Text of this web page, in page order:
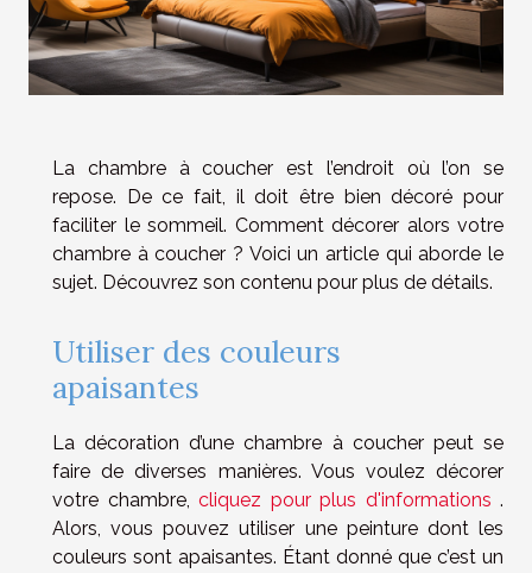
La chambre à coucher est l’endroit où l’on se
repose. De ce fait, il doit être bien décoré pour
faciliter le sommeil. Comment décorer alors votre
chambre à coucher ? Voici un article qui aborde le
sujet. Découvrez son contenu pour plus de détails.
Utiliser des couleurs
apaisantes
La décoration d’une chambre à coucher peut se
faire de diverses manières. Vous voulez décorer
votre chambre, cliquez pour plus d'informations .
Alors, vous pouvez utiliser une peinture dont les
couleurs sont apaisantes. Étant donné que c’est un